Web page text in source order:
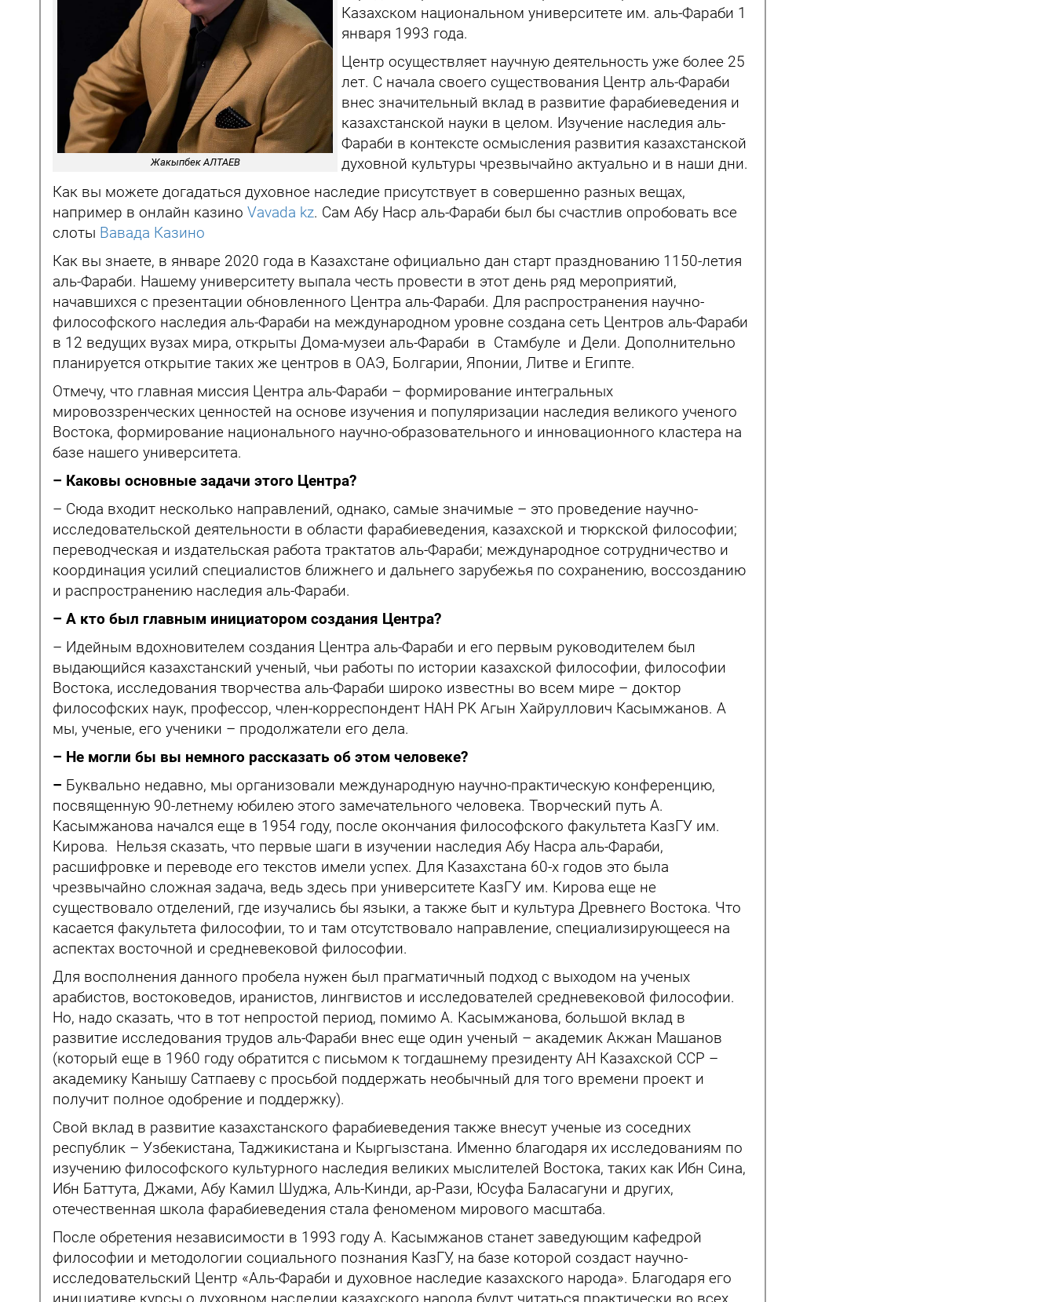
Жакыпбек АЛТАЕВ
Казахском национальном университете им. аль-Фараби 1
января 1993 года.
Центр осуществляет научную деятельность уже более 25
лет. С начала своего существования Центр аль-Фараби
внес значительный вклад в развитие фарабиеведения и
казахстанской науки в целом. Изучение наследия аль-
Фараби в контексте осмысления развития казахстанской
духовной культуры чрезвычайно актуально и в наши дни.
Как вы можете догадаться духовное наследие присутствует в совершенно разных вещах,
например в онлайн казино Vavada kz. Сам Абу Наср аль-Фараби был бы счастлив опробовать все
слоты Вавада Казино
Как вы знаете, в январе 2020 года в Казахстане официально дан старт празднованию 1150-летия
аль-Фараби. Нашему университету выпала честь провести в этот день ряд мероприятий,
начавшихся с презентации обновленного Центра аль-Фараби. Для распространения научно-
философского наследия аль-Фараби на международном уровне создана сеть Центров аль-Фараби
в 12 ведущих вузах мира, открыты Дома-музеи аль-Фараби в Стамбуле и Дели. Дополнительно
планируется открытие таких же центров в ОАЭ, Болгарии, Японии, Литве и Египте.
Отмечу, что главная миссия Центра аль-Фараби – формирование интегральных
мировоззренческих ценностей на основе изучения и популяризации наследия великого ученого
Востока, формирование национального научно-образовательного и инновационного кластера на
базе нашего университета.
– Каковы основные задачи этого Центра?
– Сюда входит несколько направлений, однако, самые значимые – это проведение научно-
исследовательской деятельности в области фарабиеведения, казахской и тюркской философии;
переводческая и издательская работа трактатов аль-Фараби; международное сотрудничество и
координация усилий специалистов ближнего и дальнего зарубежья по сохранению, воссозданию
и распространению наследия аль-Фараби.
– А кто был главным инициатором создания Центра?
– Идейным вдохновителем создания Центра аль-Фараби и его первым руководителем был
выдающийся казахстанский ученый, чьи работы по истории казахской философии, философии
Востока, исследования творчества аль-Фараби широко известны во всем мире – доктор
философских наук, профессор, член-корреспондент HAH PK Агын Хайруллович Касымжанов. А
мы, ученые, его ученики – продолжатели его дела.
– Не могли бы вы немного рассказать об этом человеке?
– Буквально недавно, мы организовали международную научно-практическую конференцию,
посвященную 90-летнему юбилею этого замечательного человека. Творческий путь А.
Касымжанова начался еще в 1954 году, после окончания философского факультета КазГУ им.
Кирова. Нельзя сказать, что первые шаги в изучении наследия Абу Насра аль-Фараби,
расшифровке и переводе его текстов имели успех. Для Казахстана 60-х годов это была
чрезвычайно сложная задача, ведь здесь при университете КазГУ им. Кирова еще не
существовало отделений, где изучались бы языки, а также быт и культура Древнего Востока. Что
касается факультета философии, то и там отсутствовало направление, специализирующееся на
аспектах восточной и средневековой философии.
Для восполнения данного пробела нужен был прагматичный подход с выходом на ученых
арабистов, востоковедов, иранистов, лингвистов и исследователей средневековой философии.
Но, надо сказать, что в тот непростой период, помимо А. Касымжанова, большой вклад в
развитие исследования трудов аль-Фараби внес еще один ученый – академик Акжан Машанов
(который еще в 1960 году обратится с письмом к тогдашнему президенту АН Казахской ССР –
академику Канышу Сатпаеву с просьбой поддержать необычный для того времени проект и
получит полное одобрение и поддержку).
Свой вклад в развитие казахстанского фарабиеведения также внесут ученые из соседних
республик – Узбекистана, Таджикистана и Кыргызстана. Именно благодаря их исследованиям по
изучению философского культурного наследия великих мыслителей Востока, таких как Ибн Сина,
Ибн Баттута, Джами, Абу Камил Шуджа, Аль-Кинди, ар-Рази, Юсуфа Баласагуни и других,
отечественная школа фарабиеведения стала феноменом мирового масштаба.
После обретения независимости в 1993 году А. Касымжанов станет заведующим кафедрой
философии и методологии социального познания КазГУ, на базе которой создаст научно-
исследовательский Центр «Аль-Фараби и духовное наследие казахского народа». Благодаря его